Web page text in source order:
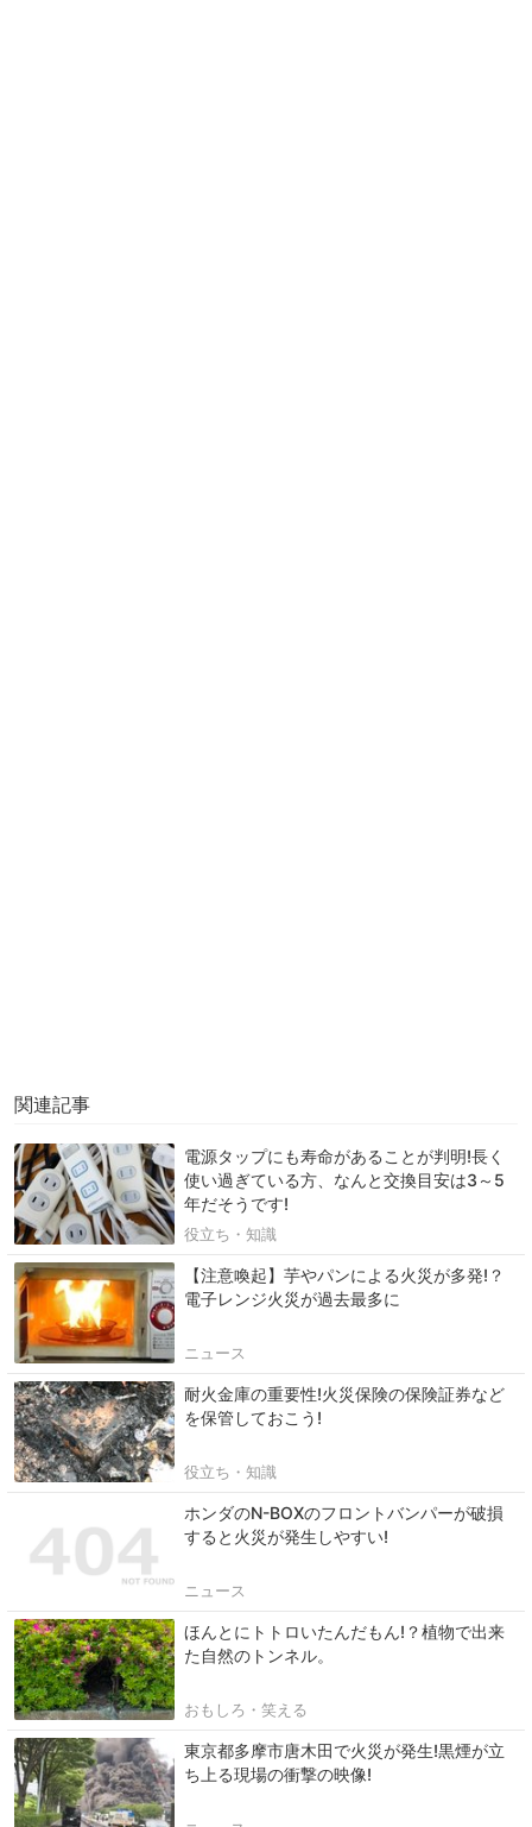
関連記事
電源タップにも寿命があることが判明!長く
使い過ぎている方、なんと交換目安は3～5
年だそうです!
役立ち・知識
【注意喚起】芋やパンによる火災が多発!？
電子レンジ火災が過去最多に
ニュース
耐火金庫の重要性!火災保険の保険証券など
を保管しておこう!
役立ち・知識
ホンダのN-BOXのフロントバンパーが破損
すると火災が発生しやすい!
ニュース
ほんとにトトロいたんだもん!？植物で出来
た自然のトンネル。
おもしろ・笑える
東京都多摩市唐木田で火災が発生!黒煙が立
ち上る現場の衝撃の映像!